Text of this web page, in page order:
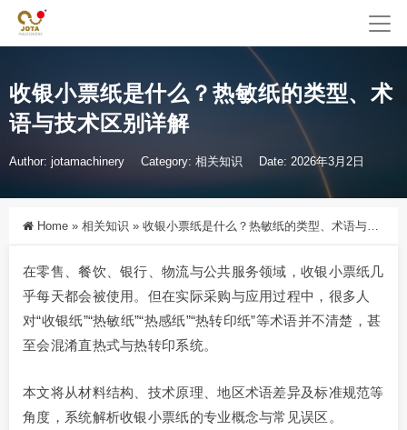
收银小票纸是什么？热敏纸的类型、术
语与技术区别详解
Author: jotamachinery Category: 相关知识 Date: 2026年3月2日
Home » 相关知识 » 收银小票纸是什么？热敏纸的类型、术语与技术区别详解
在零售、餐饮、银行、物流与公共服务领域，收银小票纸几
乎每天都会被使用。但在实际采购与应用过程中，很多人
对“收银纸”“热敏纸”“热感纸”“热转印纸”等术语并不清楚，甚
至会混淆直热式与热转印系统。
本文将从材料结构、技术原理、地区术语差异及标准规范等
角度，系统解析收银小票纸的专业概念与常见误区。